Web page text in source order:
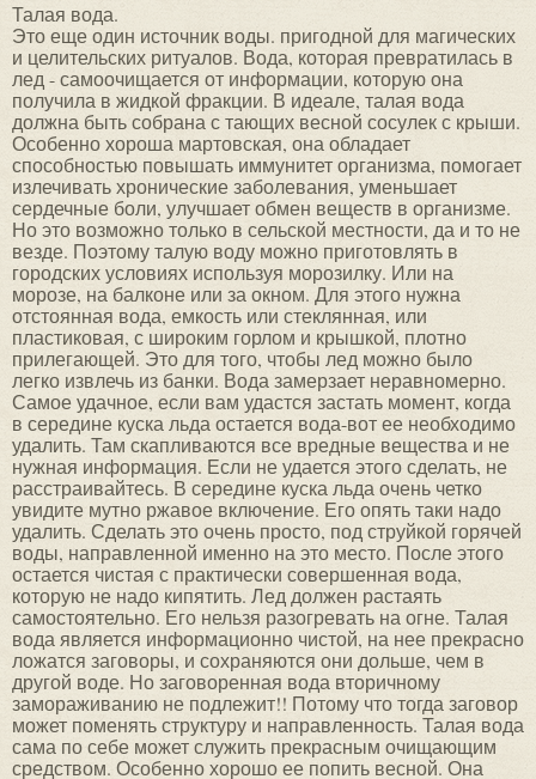
Талая вода.
Это еще один источник воды. пригодной для магических
и целительских ритуалов. Вода, которая превратилась в
лед - самоочищается от информации, которую она
получила в жидкой фракции. В идеале, талая вода
должна быть собрана с тающих весной сосулек с крыши.
Особенно хороша мартовская, она обладает
способностью повышать иммунитет организма, помогает
излечивать хронические заболевания, уменьшает
сердечные боли, улучшает обмен веществ в организме.
Но это возможно только в сельской местности, да и то не
везде. Поэтому талую воду можно приготовлять в
городских условиях используя морозилку. Или на
морозе, на балконе или за окном. Для этого нужна
отстоянная вода, емкость или стеклянная, или
пластиковая, с широким горлом и крышкой, плотно
прилегающей. Это для того, чтобы лед можно было
легко извлечь из банки. Вода замерзает неравномерно.
Самое удачное, если вам удастся застать момент, когда
в середине куска льда остается вода-вот ее необходимо
удалить. Там скапливаются все вредные вещества и не
нужная информация. Если не удается этого сделать, не
расстраивайтесь. В середине куска льда очень четко
увидите мутно ржавое включение. Его опять таки надо
удалить. Сделать это очень просто, под струйкой горячей
воды, направленной именно на это место. После этого
остается чистая с практически совершенная вода,
которую не надо кипятить. Лед должен растаять
самостоятельно. Его нельзя разогревать на огне. Талая
вода является информационно чистой, на нее прекрасно
ложатся заговоры, и сохраняются они дольше, чем в
другой воде. Но заговоренная вода вторичному
замораживанию не подлежит!! Потому что тогда заговор
может поменять структуру и направленность. Талая вода
сама по себе может служить прекрасным очищающим
средством. Особенно хорошо ее попить весной. Она